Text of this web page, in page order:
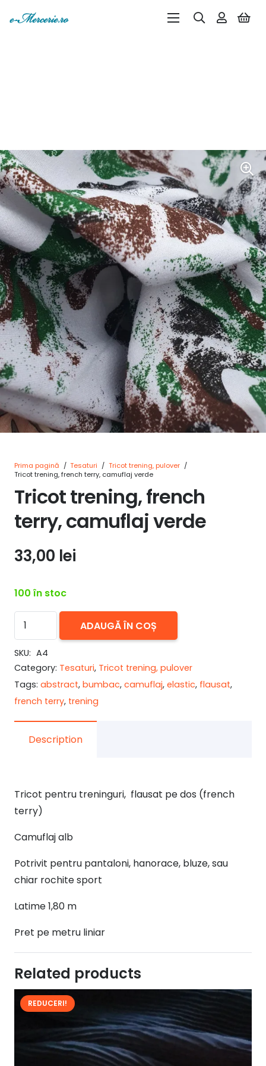
Prima pagină / Tesaturi / Tricot trening, pulover /
Tricot trening, french terry, camuflaj verde
Tricot trening, french
terry, camuflaj verde
33,00 lei
100 în stoc
Cantitate
Tricot
trening,
french
terry,
camuflaj
verde
ADAUGĂ ÎN COȘ
SKU: A4
Category: Tesaturi, Tricot trening, pulover
Tags: abstract, bumbac, camuflaj, elastic, flausat,
french terry, trening
Description
Tricot pentru treninguri, flausat pe dos (french
terry)
Camuflaj alb
Potrivit pentru pantaloni, hanorace, bluze, sau
chiar rochite sport
Latime 1,80 m
Pret pe metru liniar
Related products
REDUCERI!